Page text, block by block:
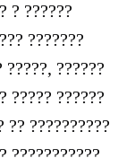
? ??????
???????
?????, ??????
????? ??????
?? ??????????